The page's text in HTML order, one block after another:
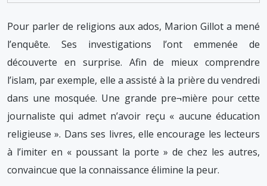
Pour parler de religions aux ados, Marion Gillot a mené
l’enquête. Ses investigations l’ont emmenée de
découverte en surprise. Afin de mieux comprendre
l’islam, par exemple, elle a assisté à la prière du vendredi
dans une mosquée. Une grande pre¬mière pour cette
journaliste qui admet n’avoir reçu « aucune éducation
religieuse ». Dans ses livres, elle encourage les lecteurs
à l’imiter en « poussant la porte » de chez les autres,
convaincue que la connaissance élimine la peur.